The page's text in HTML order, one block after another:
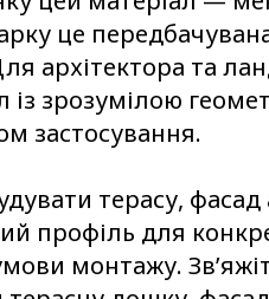
це
архітектора та
із зрозумілою
застосування.
терасу,
профіль для
монтажу.